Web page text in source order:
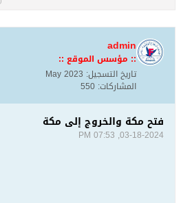
admin
:: مؤسس الموقع ::
تاريخ التسجيل: May 2023
المشاركات: 550
فتح مكة والخروج إلى مكة
03-18-2024, 07:53 PM